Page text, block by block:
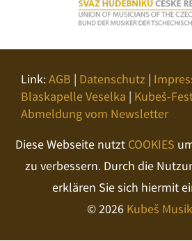
Link:AGB | Datenschutz |
Blaskapelle Veselka | Kubeš-
Abmeldung vom Newsletter
Diese Webseite nutzt COOKIES
zu verbessern. Durch die
erklären Sie sich hiermit
© 2026 Kubeš